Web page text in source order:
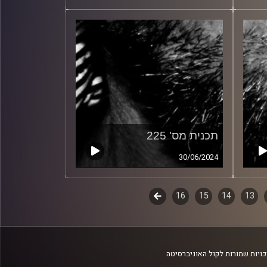
תכנית מס' 225
30/06/2024
13
14
15
16
לשלב
שמורות לקול האוניברסיטה